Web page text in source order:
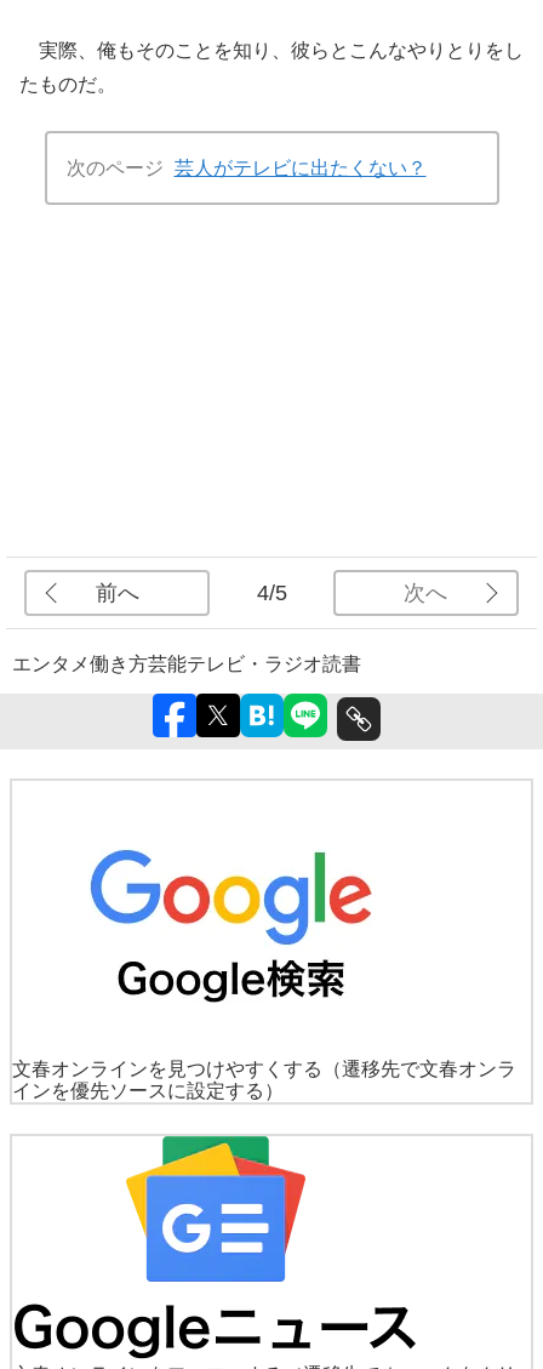
実際、俺もそのことを知り、彼らとこんなやりとりをし
たものだ。
次のページ 芸人がテレビに出たくない？
前へ 4/5 次へ
エンタメ働き方芸能テレビ・ラジオ読書
文春オンラインを見つけやすくする
（遷移先で文春オンラ
インを優先ソースに設定する）